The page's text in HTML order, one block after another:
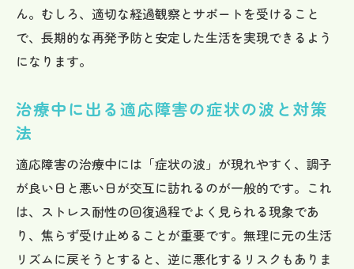
ん。むしろ、適切な経過観察とサポートを受けること
で、長期的な再発予防と安定した生活を実現できるよう
になります。
治療中に出る適応障害の症状の波と対策
法
適応障害の治療中には「症状の波」が現れやすく、調子
が良い日と悪い日が交互に訪れるのが一般的です。これ
は、ストレス耐性の回復過程でよく見られる現象であ
り、焦らず受け止めることが重要です。無理に元の生活
リズムに戻そうとすると、逆に悪化するリスクもありま